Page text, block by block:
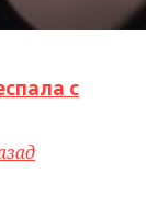
с